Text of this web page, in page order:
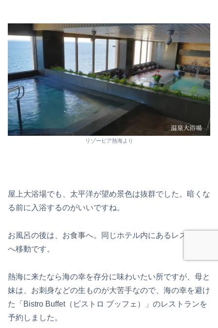
リゾーピア熱海より
屋上大浴場でも、太平洋が望め景色は抜群でした。暗くな
る前に入浴するのがいいですね。
お風呂の後は、お食事へ。同じホテル内にあるレストラン
へ移動です。
熱海に来たなら海の幸を存分に味わいたい所ですが、母と
妹は、お刺身などの生ものが大苦手なので、海の幸を避け
た「Bistro Buffet（ビストロ ブッフェ）」のレストランを
予約しました。